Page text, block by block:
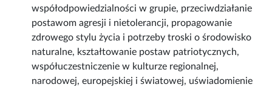
współodpowiedzialności w grupie, przeciwdziałanie
postawom agresji i nietolerancji, propagowanie
zdrowego stylu życia i potrzeby troski o środowisko
naturalne, kształtowanie postaw patriotycznych,
współuczestniczenie w kulturze regionalnej,
narodowej, europejskiej i światowej, uświadomienie